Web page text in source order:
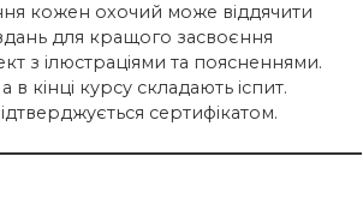
кожен охочий може віддячити
для кращого засвоєння
з ілюстраціями та поясненнями.
кінці курсу складають іспит.
сертифікатом.